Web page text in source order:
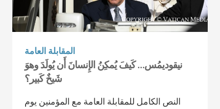
المقابلة العامة
نيقوديمُس… كَيفَ يُمكِنُ الإِنسانَ أَن يُولَدَ وهوَ
شَيخٌ كَبير؟
النص الكامل للمقابلة العامة مع المؤمنين يوم